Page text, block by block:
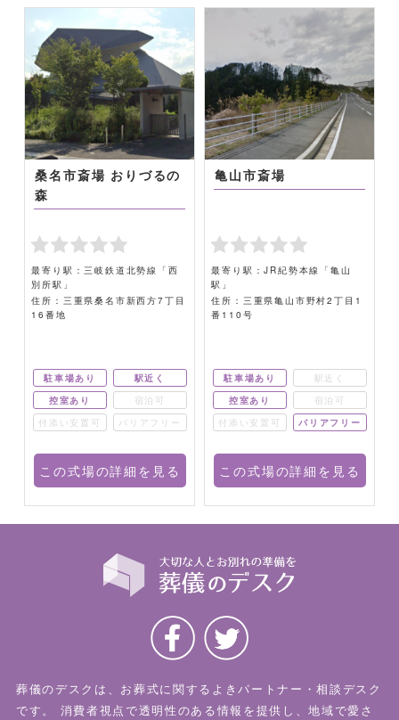
桑名市斎場 おりづるの
森
最寄り駅：三岐鉄道北勢線「西
別所駅」
住所：三重県桑名市新西方7丁目
16番地
駐車場あり
駅近く
控室あり
宿泊可
付添い安置可
バリアフリー
この式場の詳細を見る
亀山市斎場
最寄り駅：JR紀勢本線「亀山
駅」
住所：三重県亀山市野村2丁目1
番110号
駐車場あり
駅近く
控室あり
宿泊可
付添い安置可
バリアフリー
この式場の詳細を見る
葬儀のデスクは、お葬式に関するよきパートナー・相談デスク
です。
消費者視点で透明性のある情報を提供し、地域で愛さ